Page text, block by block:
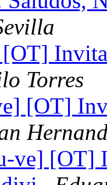
Torres
[OT]
ve] [OT]